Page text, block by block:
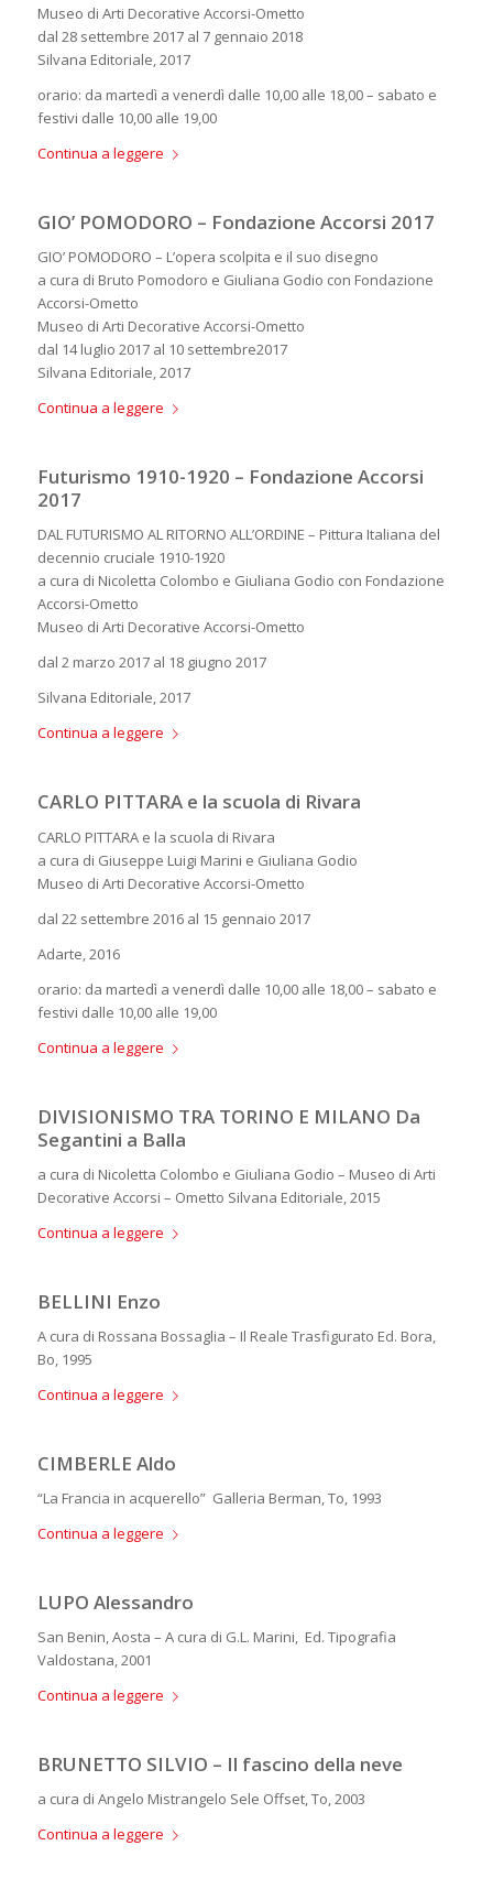
Museo di Arti Decorative Accorsi-Ometto
dal 28 settembre 2017 al 7 gennaio 2018
Silvana Editoriale, 2017
orario: da martedì a venerdì dalle 10,00 alle 18,00 – sabato e
festivi dalle 10,00 alle 19,00
Continua a leggere
GIO’ POMODORO – Fondazione Accorsi 2017
GIO’ POMODORO – L’opera scolpita e il suo disegno
a cura di Bruto Pomodoro e Giuliana Godio con Fondazione
Accorsi-Ometto
Museo di Arti Decorative Accorsi-Ometto
dal 14 luglio 2017 al 10 settembre2017
Silvana Editoriale, 2017
Continua a leggere
Futurismo 1910-1920 – Fondazione Accorsi
2017
DAL FUTURISMO AL RITORNO ALL’ORDINE – Pittura Italiana del
decennio cruciale 1910-1920
a cura di Nicoletta Colombo e Giuliana Godio con Fondazione
Accorsi-Ometto
Museo di Arti Decorative Accorsi-Ometto
dal 2 marzo 2017 al 18 giugno 2017
Silvana Editoriale, 2017
Continua a leggere
CARLO PITTARA e la scuola di Rivara
CARLO PITTARA e la scuola di Rivara
a cura di Giuseppe Luigi Marini e Giuliana Godio
Museo di Arti Decorative Accorsi-Ometto
dal 22 settembre 2016 al 15 gennaio 2017
Adarte, 2016
orario: da martedì a venerdì dalle 10,00 alle 18,00 – sabato e
festivi dalle 10,00 alle 19,00
Continua a leggere
DIVISIONISMO TRA TORINO E MILANO Da
Segantini a Balla
a cura di Nicoletta Colombo e Giuliana Godio – Museo di Arti
Decorative Accorsi – Ometto Silvana Editoriale, 2015
Continua a leggere
BELLINI Enzo
A cura di Rossana Bossaglia – Il Reale Trasfigurato Ed. Bora,
Bo, 1995
Continua a leggere
CIMBERLE Aldo
“La Francia in acquerello” Galleria Berman, To, 1993
Continua a leggere
LUPO Alessandro
San Benin, Aosta – A cura di G.L. Marini, Ed. Tipografia
Valdostana, 2001
Continua a leggere
BRUNETTO SILVIO – Il fascino della neve
a cura di Angelo Mistrangelo Sele Offset, To, 2003
Continua a leggere